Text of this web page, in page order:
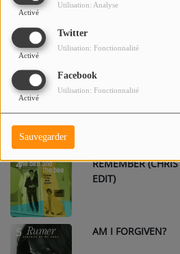
Activé
Utilisation: Analyse
Twitter
Activé
Utilisation: Fonctionnalité
Facebook
Activé
Utilisation: Fonctionnalité
Sauvegarder
2
3 TAKE ME AS I AM
4
REMEMBER
EDIT)
5 AM I FORGIVEN?